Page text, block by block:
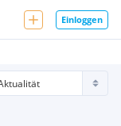
Einloggen